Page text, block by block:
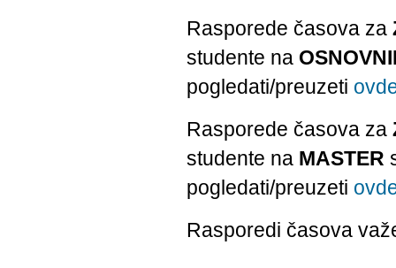
Rasporede časova za
studente na
pogledati/preuzeti
Rasporede časova za
studente na MASTER
pogledati/preuzeti
Rasporedi časova